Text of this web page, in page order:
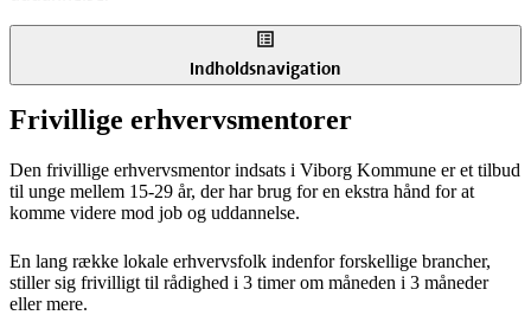
Indholdsnavigation
Frivillige erhvervsmentorer
Den frivillige erhvervsmentor indsats i Viborg Kommune er et tilbud
til unge mellem 15-29 år, der har brug for en ekstra hånd for at
komme videre mod job og uddannelse.
En lang række lokale erhvervsfolk indenfor forskellige brancher,
stiller sig frivilligt til rådighed i 3 timer om måneden i 3 måneder
eller mere.